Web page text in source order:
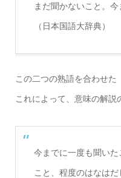
まだ聞かないこと。今
（日本国語大辞典）
この二つの熟語を合わせた
これによって、意味の解説
今までに一度も聞い
こと、程度のはなはだ